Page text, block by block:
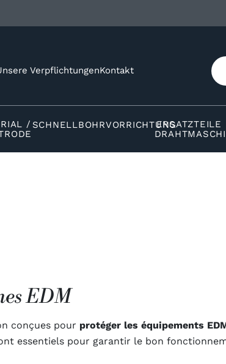
VerpflichtungenKontakt
/ SCHNELLBOHRVORRICHTUNGERSATZTEILE
EDM
conçues pour protéger les équipements
essentiels pour garantir le bon